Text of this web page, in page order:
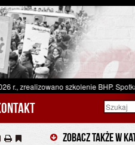
odbyło się w ramach projektu
Zobacz także w